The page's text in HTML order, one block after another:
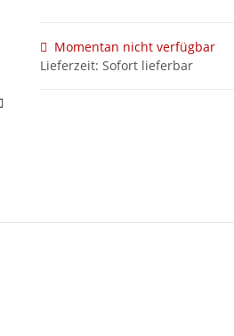
Momentan nicht verfügbar
Lieferzeit: Sofort lieferbar